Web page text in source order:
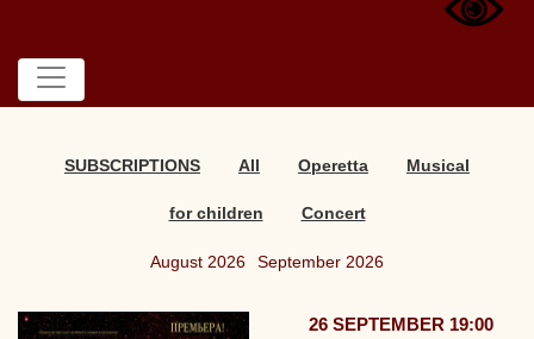
SUBSCRIPTIONS All Operetta Musical
for children Concert
August 2026 September 2026
26 SEPTEMBER 19:00